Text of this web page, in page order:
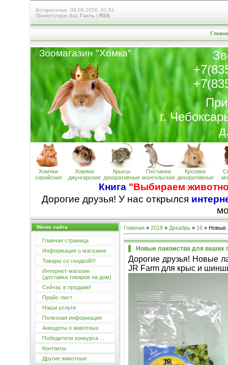
Воскресенье, 09.08.2026, 01:51
Приветствую Вас Гость| RSS
Зоомагазин "Хомка"
г.
Хомяки
сирийские
Хомяки
джунгарские
Крысы
декоративные
Песчанки
монгольские
Кролики
декоративные
Книга "Выбираем
Дорогие друзья! У нас открылся
Меню сайта
Главная страница
Информация о магазине
Товары со скидкой!!!
Интернет-магазин
(доставка товаров на дом)
Сейчас в продаже!
Прайс-лист
Наши услуги
Полезная информация
Анекдоты о животных
Победители конкурса ...
Контакты
Другие животные
Главная» 2018 » Декабрь » 16» Новые
Новые лакомства для ваших
Дорогие друзья! Новые
JR Farm для крыс и